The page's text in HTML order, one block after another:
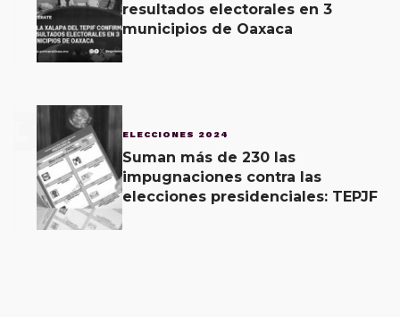
resultados electorales en 3
municipios de Oaxaca
3 ELECCIONES 2024
Suman más de 230 las
impugnaciones contra las
elecciones presidenciales: TEPJF